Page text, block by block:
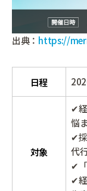
出典： https://
日程
対象
✔
悩
✔
代
✔
✔